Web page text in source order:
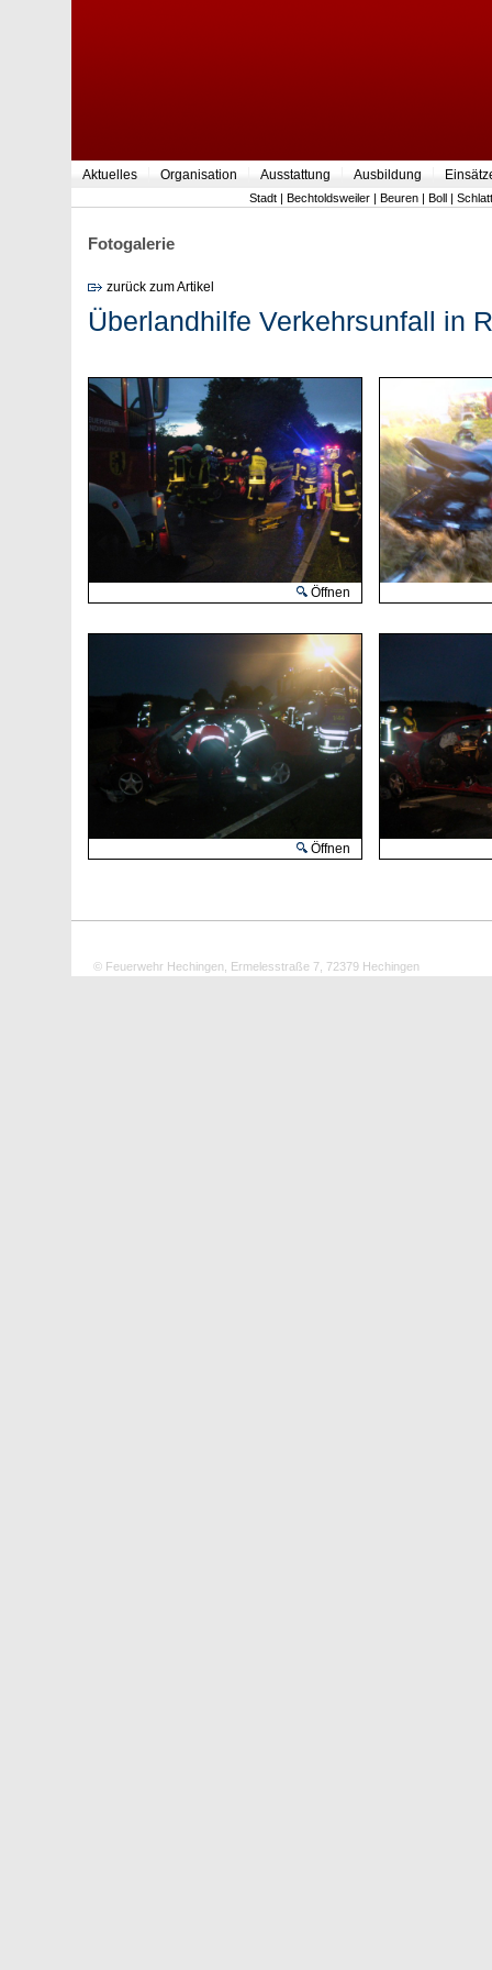
Aktuelles Organisation Ausstattung Ausbildung
Stadt | Bechtoldsweiler | Beuren | Boll | Schlatt
Fotogalerie
zurück zum Artikel
Überlandhilfe Verkehrsunfall in
Öffnen
Öffnen
© Feuerwehr Hechingen, Ermelesstraße 7, 72379 Hechingen